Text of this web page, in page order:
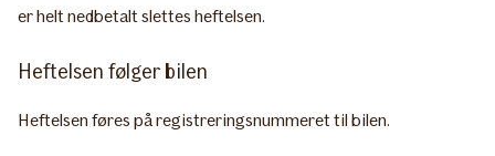
er helt nedbetalt slettes heftelsen.
Heftelsen følger bilen
Heftelsen føres på registreringsnummeret til bilen.